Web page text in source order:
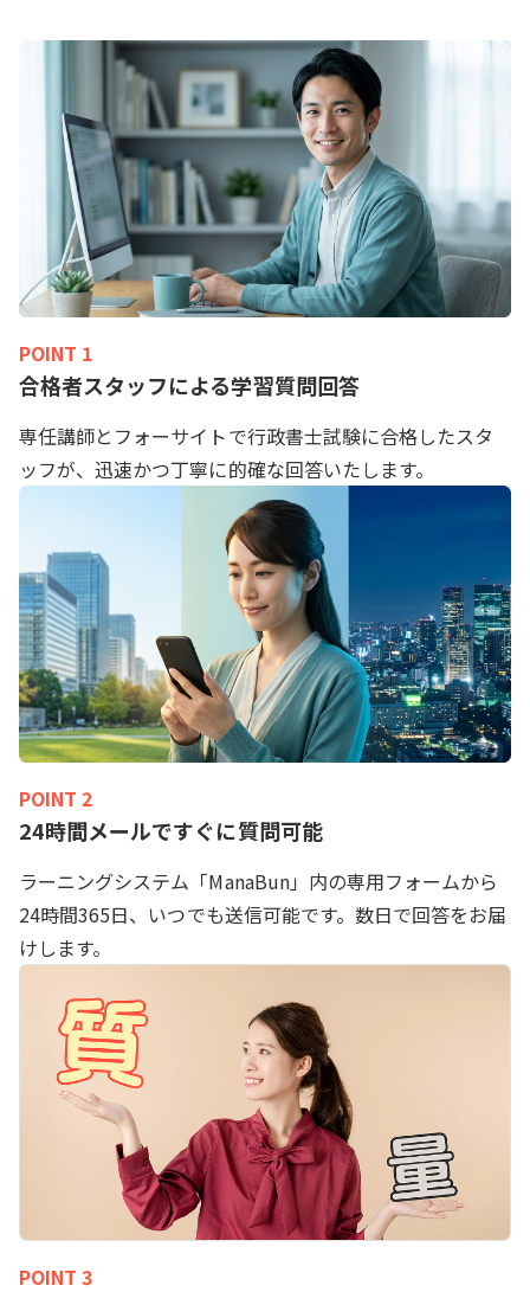
POINT 1
合格者スタッフによる学習質問回答
専任講師とフォーサイトで行政書士試験に合格したスタ
ッフが、迅速かつ丁寧に的確な回答いたします。
POINT 2
24時間メールですぐに質問可能
ラーニングシステム「ManaBun」内の専用フォームから
24時間365日、いつでも送信可能です。数日で回答をお届
けします。
POINT 3